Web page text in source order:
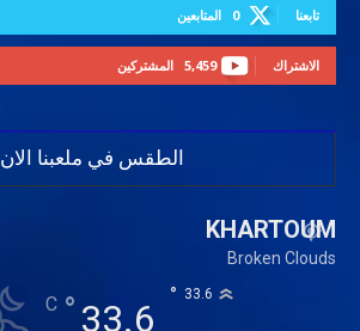
0 المتابعين تابعنا
5,459 المشتركين الاشتراك
الطقس في ملعبنا الان
KHARTOUM
Broken Clouds
33.6
°
C 33.6
°